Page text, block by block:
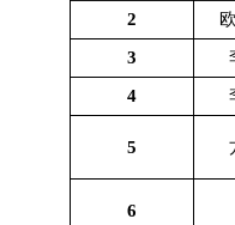
2
3
4
5
6